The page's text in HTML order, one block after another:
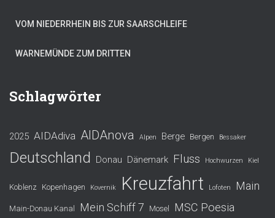
VOM NIEDERRHEIN BIS ZUR SAARSCHLEIFE
WARNEMÜNDE ZUM DRITTEN
Schlagwörter
2025 AIDAdiva AIDAnova Alpen Berge Bergen Bessaker
Deutschland Donau Dänemark Fluss Hochwurzen Kiel
Koblenz Kopenhagen Kovernik Kreuzfahrt Lofoten Main
Main-Donau Kanal Mein Schiff 7 Mosel MSC Poesia